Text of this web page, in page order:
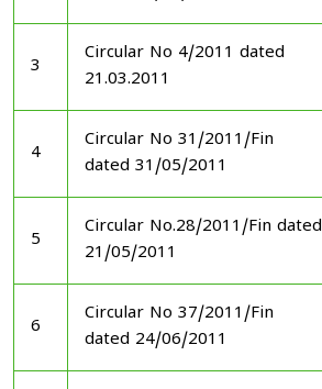
3
Circular No 4/2011 dated
21.03.2011
4
Circular No 31/2011/Fin
dated 31/05/2011
5
Circular No.28/2011/Fin dated
21/05/2011
6
Circular No 37/2011/Fin
dated 24/06/2011